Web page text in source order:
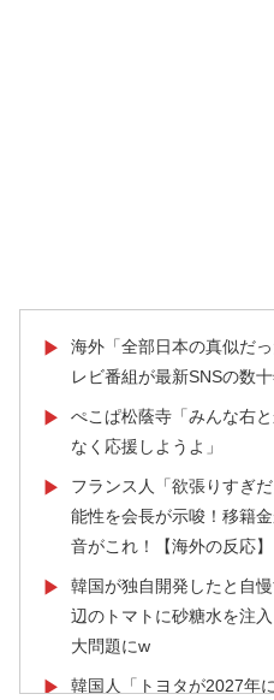
▶
海外「全部日本の真似だ
レビ番組が最新SNSの数
▶
ぺこぱ松蔭寺「みんな右
なく応援しようよ」
▶
フランス人「欲張りすぎ
能性を会長が示唆！移籍
音がこれ！【海外の反応】
▶
韓国が独自開発したと自
辺のトマトに砂糖水を注
大問題にw
▶
韓国人「トヨタが2027年